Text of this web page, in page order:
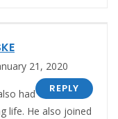
21, 2020
REPLY
had
life. He also joined